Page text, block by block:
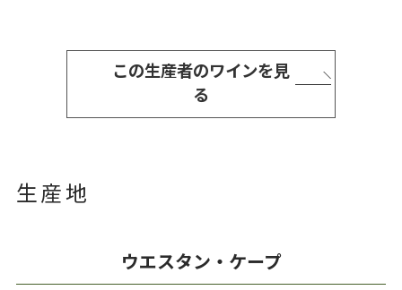
この生産者のワインを見
る
生産地
ウエスタン・ケープ